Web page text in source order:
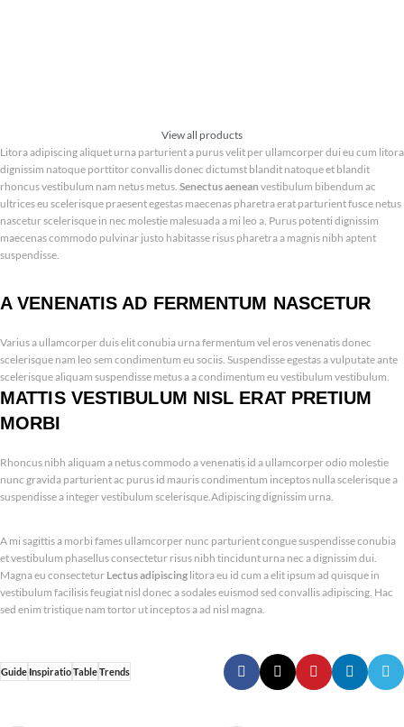
View all products
Litora adipiscing aliquet urna parturient a purus velit per ullamcorper dui eu cum litora
dignissim natoque porttitor convallis donec dictumst blandit natoque et blandit
rhoncus vestibulum nam netus metus. Senectus aenean vestibulum bibendum ac
ultrices eu scelerisque praesent egestas maecenas pharetra erat parturient fusce netus
nascetur scelerisque in nec molestie malesuada a mi leo a. Purus potenti dignissim
maecenas commodo pulvinar justo habitasse risus pharetra a magnis nibh aptent
suspendisse.
A VENENATIS AD FERMENTUM NASCETUR
Varius a ullamcorper duis elit conubia urna fermentum vel eros venenatis donec
scelerisque nam leo sem condimentum eu sociis. Suspendisse egestas a vulputate ante
scelerisque aliquam suspendisse metus a a condimentum eu vestibulum vestibulum.
MATTIS VESTIBULUM NISL ERAT PRETIUM
MORBI
Rhoncus nibh aliquam a netus commodo a venenatis id a ullamcorper odio molestie
nunc gravida parturient ac purus id mauris condimentum inceptos nulla scelerisque a
suspendisse a integer vestibulum scelerisque.Adipiscing dignissim urna.
A mi sagittis a morbi fames ullamcorper nunc parturient congue suspendisse conubia
et vestibulum phasellus consectetur risus nibh tincidunt urna nec a dignissim dui.
Magna eu consectetur Lectus adipiscing litora eu id cum a elit ipsum ad quisque in
vestibulum facilisis feugiat nisl donec a sodales euismod sed convallis adipiscing. Hac
sed enim tristique nam tortor ut inceptos a ad nisl magna.
GuideInspiratioTableTrends